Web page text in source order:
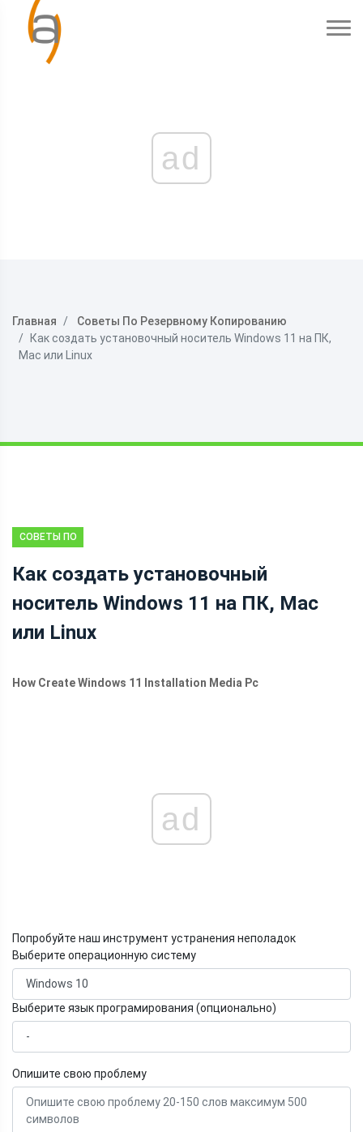
ad
Главная
Советы По Резервному Копированию
Как создать установочный носитель Windows 11 на ПК,
Mac или Linux
СОВЕТЫ ПО
КОПИРОВАНИЮ
Как создать установочный
носитель Windows 11 на ПК, Mac
или Linux
How Create Windows 11 Installation Media Pc
ad
Попробуйте наш инструмент устранения неполадок
Выберите операционную систему
Выберите язык програмирования (опционально)
Опишите свою проблему